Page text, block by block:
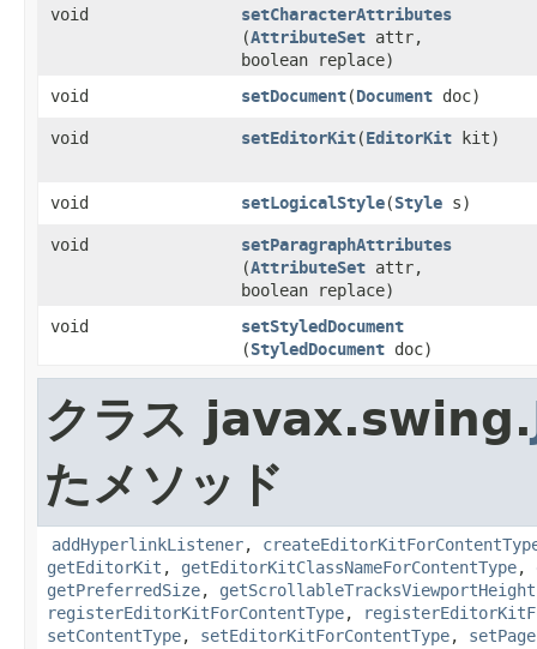
void setCharacterAttributes
(AttributeSet attr,
boolean replace)
void
setDocument​(Document doc)
void setEditorKit​(EditorKit kit)
void setLogicalStyle​(Style s)
void setParagraphAttributes
(AttributeSet attr,
boolean replace)
void
setStyledDocument
(StyledDocument doc)
クラス javax.swing.
たメソッド
addHyperlinkListener,
getEditorKit , getEditorKitClassNameForContentType,
getPreferredSize, getScrollableTracksViewportHeight
registerEditorKitForContentType,
setContentType, setEditorKitForContentType, setPage